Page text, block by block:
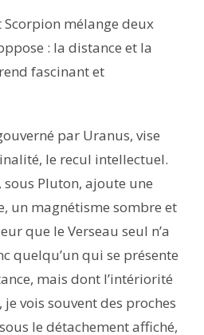
Scorpion mélange deux
: la distance et la
fascinant et
par Uranus, vise
le recul intellectuel.
sous Pluton, ajoute une
un magnétisme sombre et
que le Verseau seul n’a
quelqu’un qui se présente
mais dont l’intériorité
vois souvent des proches
le détachement affiché,